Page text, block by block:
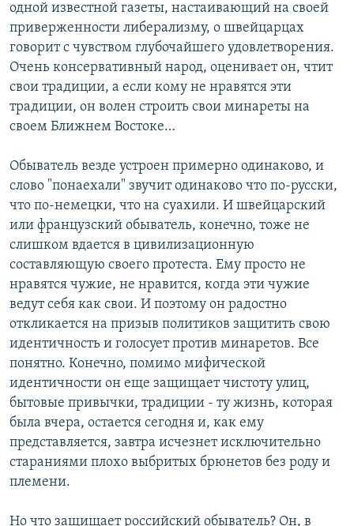
одной известной газеты, настаивающий на своей
приверженности либерализму, о швейцарцах
говорит с чувством глубочайшего удовлетворения.
Очень консервативный народ, оценивает он, чтит
свои традиции, а если кому не нравятся эти
традиции, он волен строить свои минареты на
своем Ближнем Востоке…
Обыватель везде устроен примерно одинаково, и
слово "понаехали" звучит одинаково что по-русски,
что по-немецки, что на суахили. И швейцарский
или французский обыватель, конечно, тоже не
слишком вдается в цивилизационную
составляющую своего протеста. Ему просто не
нравятся чужие, не нравится, когда эти чужие
ведут себя как свои. И поэтому он радостно
откликается на призыв политиков защитить свою
идентичность и голосует против минаретов. Все
понятно. Конечно, помимо мифической
идентичности он еще защищает чистоту улиц,
бытовые привычки, традиции - ту жизнь, которая
была вчера, остается сегодня и, как ему
представляется, завтра исчезнет исключительно
стараниями плохо выбритых брюнетов без роду и
племени.
Но что защищает российский обыватель? Он, в